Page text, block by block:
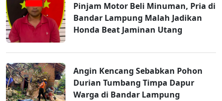
Pinjam Motor Beli Minuman, Pria di
Bandar Lampung Malah Jadikan
Honda Beat Jaminan Utang
Angin Kencang Sebabkan Pohon
Durian Tumbang Timpa Dapur
Warga di Bandar Lampung